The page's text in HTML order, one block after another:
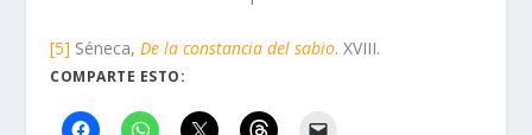
[5] Séneca, De la constancia del sabio. XVIII.
COMPARTE ESTO: